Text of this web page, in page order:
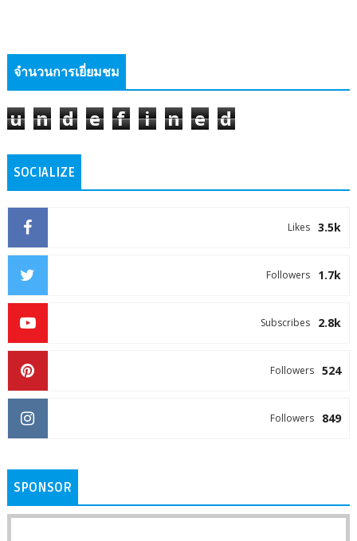
จำนวนการเยี่ยมชม
u n d e f i n e d
SOCIALIZE
3.5k
Likes
1.7k
Followers
2.8k
Subscribes
524
Followers
849
Followers
SPONSOR